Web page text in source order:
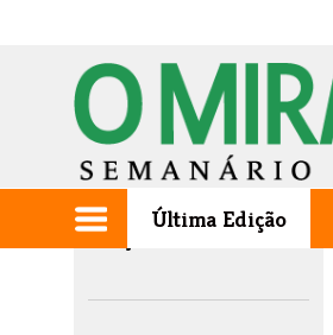
Última Edição
Edição de 2007.10.11